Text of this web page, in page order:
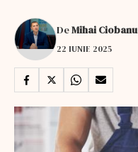
DeMihai Ciobanu
22 IUNIE 2025